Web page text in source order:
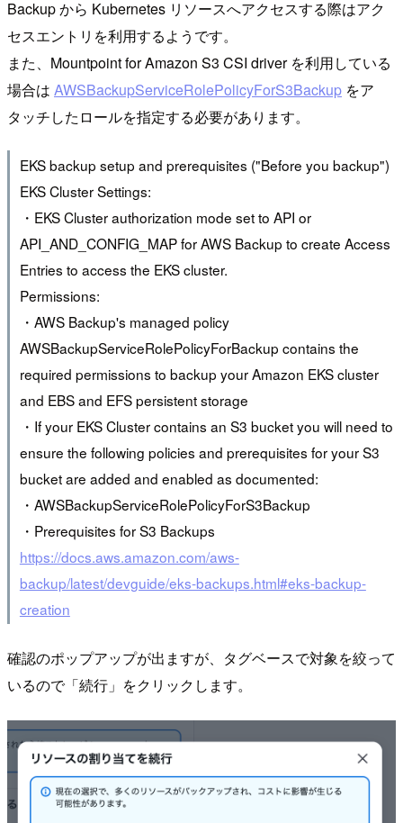
Backup から Kubernetes リソースへアクセスする際はアク
セスエントリを利用するようです。
また、Mountpoint for Amazon S3 CSI driver を利用している
場合は AWSBackupServiceRolePolicyForS3Backup をア
タッチしたロールを指定する必要があります。
EKS backup setup and prerequisites ("Before you backup")
EKS Cluster Settings:
・EKS Cluster authorization mode set to API or
API_AND_CONFIG_MAP for AWS Backup to create Access
Entries to access the EKS cluster.
Permissions:
・AWS Backup's managed policy
AWSBackupServiceRolePolicyForBackup contains the
required permissions to backup your Amazon EKS cluster
and EBS and EFS persistent storage
・If your EKS Cluster contains an S3 bucket you will need to
ensure the following policies and prerequisites for your S3
bucket are added and enabled as documented:
・AWSBackupServiceRolePolicyForS3Backup
・Prerequisites for S3 Backups
https://docs.aws.amazon.com/aws-
backup/latest/devguide/eks-backups.html#eks-backup-
creation
確認のポップアップが出ますが、タグベースで対象を絞って
いるので「続行」をクリックします。